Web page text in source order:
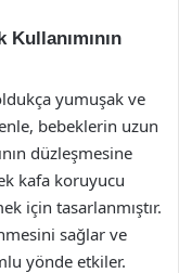
yumuşak ve
bebeklerin uzun
düzleşmesine
kafa koruyucu
için tasarlanmıştır.
sağlar ve
yönde etkiler.